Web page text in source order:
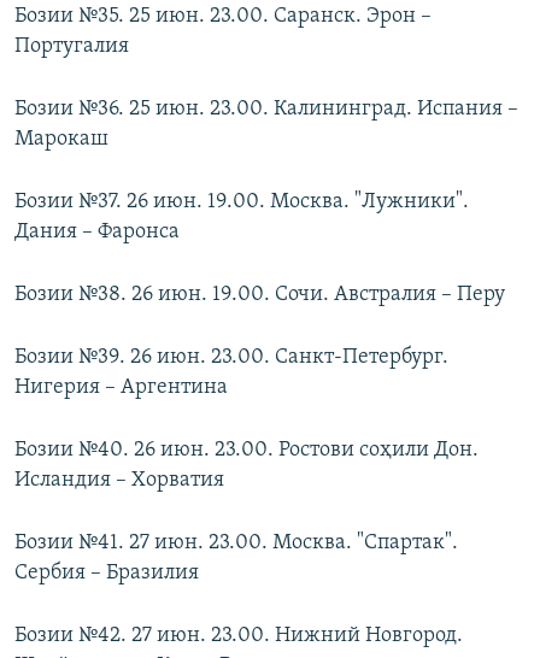
Бозии №35. 25 июн. 23.00. Саранск. Эрон –
Португалия
Бозии №36. 25 июн. 23.00. Калининград. Испания –
Марокаш
Бозии №37. 26 июн. 19.00. Москва. "Лужники".
Дания – Фаронса
Бозии №38. 26 июн. 19.00. Сочи. Австралия – Перу
Бозии №39. 26 июн. 23.00. Санкт-Петербург.
Нигерия – Аргентина
Бозии №40. 26 июн. 23.00. Ростови соҳили Дон.
Исландия – Хорватия
Бозии №41. 27 июн. 23.00. Москва. "Спартак".
Сербия – Бразилия
Бозии №42. 27 июн. 23.00. Нижний Новгород.